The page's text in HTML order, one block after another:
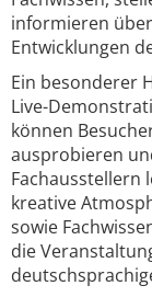
informieren
Entwicklungen
Ein besonderer
Live-
können
ausprobieren
Fachausstellern
kreative
sowie
die